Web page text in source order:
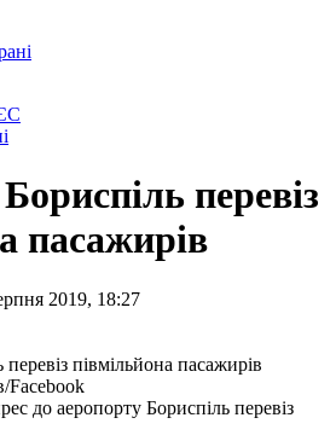
перевіз
пасажирів
2019, 18:27
Facebook
до аеропорту Бориспіль перевіз